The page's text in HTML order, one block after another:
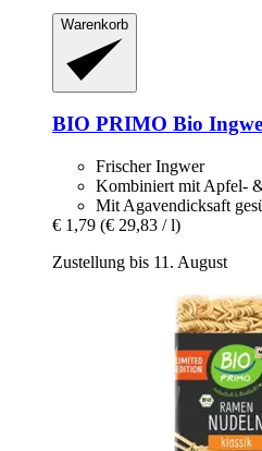
Warenkorb
BIO PRIMO Bio
Frischer Ingwer
Kombiniert mit Apfel-
Mit Agavendicksaft
€ 1,79 (€ 29,83 / l)
Zustellung bis 11. August